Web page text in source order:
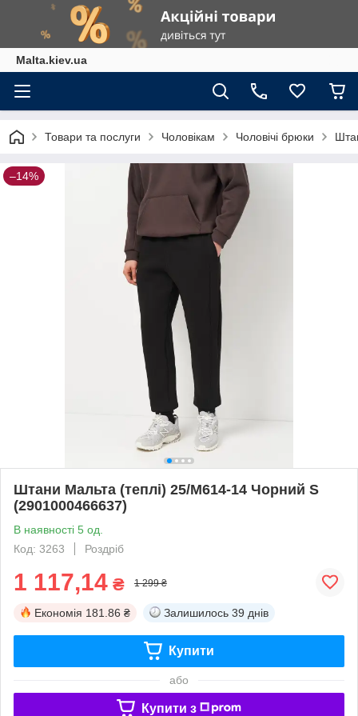
Malta.kiev.ua
Товари та послуги Чоловікам Чоловічі брюки
–14%
Штани Мальта (теплі) 25/М614-14 Чорний S
(2901000466637)
В наявності 5 од.
Код: 3263
Роздріб
1 117,14 ₴ 1 299 ₴
Економія 181.86 ₴ Залишилось 39 днів
Купити
або
Купити з